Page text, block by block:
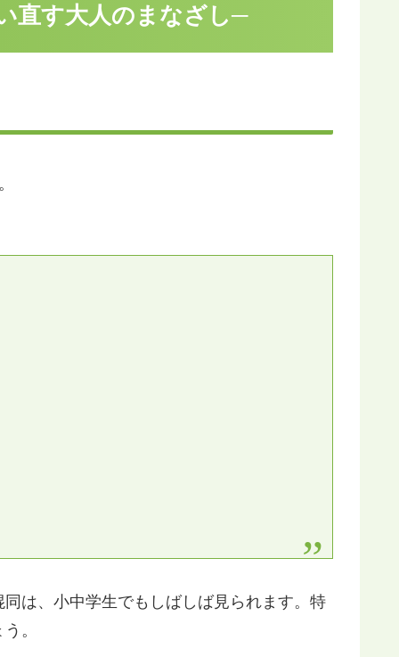
直す大人のまなざし─
は、小中学生でもしばしば見られます。特
。